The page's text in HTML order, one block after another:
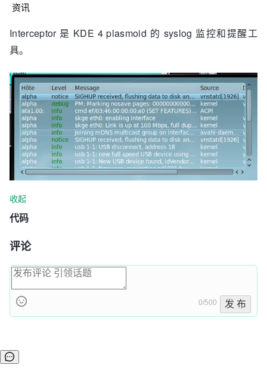
资讯
Interceptor 是 KDE 4 plasmoid 的 syslog 监控和提醒工
具。
收起
代码
评论
0/500 发 布